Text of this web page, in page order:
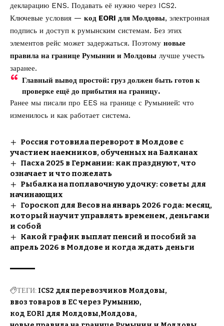
декларацию ENS. Подавать её нужно через ICS2.
Ключевые условия — код EORI для Молдовы, электронная
подпись и доступ к румынским системам. Без этих
элементов рейс может задержаться. Поэтому новые
правила на границе Румынии и Молдовы лучше учесть
заранее.
Главный вывод простой: груз должен быть готов к
проверке ещё до прибытия на границу.
Ранее мы писали про EES на границе с Румынией: что
изменилось и как работает система.
Россия готовила переворот в Молдове с
участием наемников, обученных на Балканах
Пасха 2025 в Германии: как празднуют, что
означает и что пожелать
Рыбалка на поплавочную удочку: советы для
начинающих
Гороскоп для Весов на январь 2026 года: месяц,
который научит управлять временем, деньгами
и собой
Какой график выплат пенсий и пособий за
апрель 2026 в Молдове и когда ждать деньги
ТЕГИ: ICS2 для перевозчиков Молдовы
ввоз товаров в ЕС через Румынию
код EORI для Молдовы Молдова